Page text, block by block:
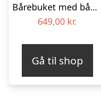
Bårebuket med bånd – Et farverigt farvel
649,00 kr.
Gå til shop